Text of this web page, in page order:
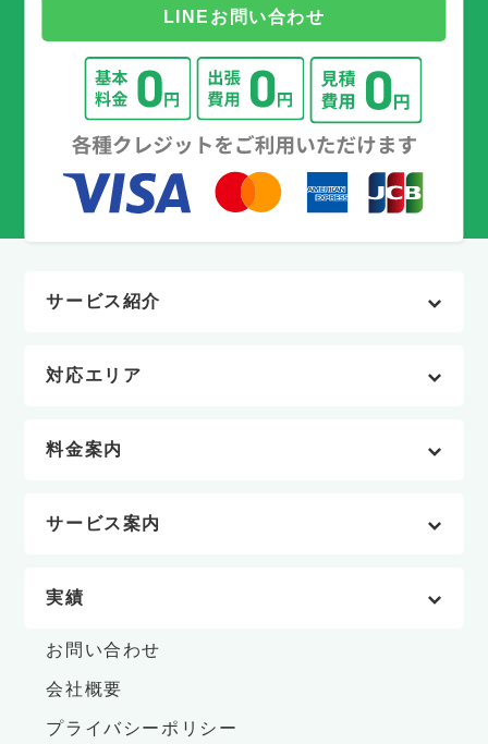
LINEお問い合わせ
サービス紹介
対応エリア
料金案内
サービス案内
実績
お問い合わせ
会社概要
プライバシーポリシー